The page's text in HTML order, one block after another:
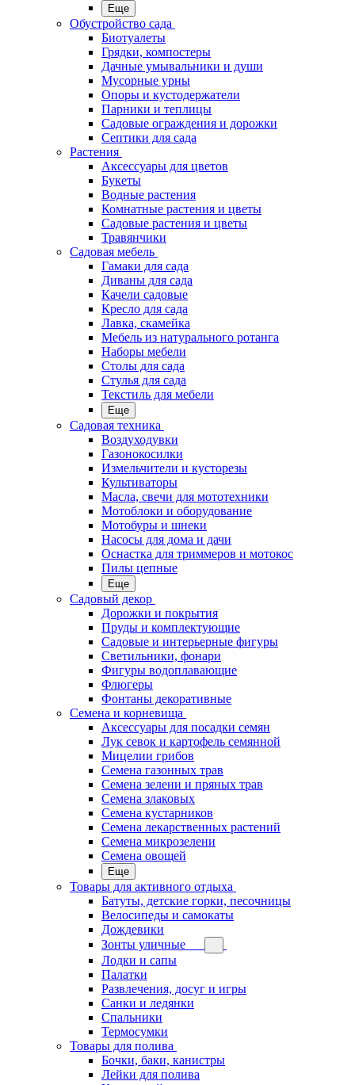
Еще
Обустройство сада
Биотуалеты
Грядки, компостеры
Дачные умывальники и души
Мусорные урны
Опоры и кустодержатели
Парники и теплицы
Садовые ограждения и дорожки
Септики для сада
Растения
Аксессуары для цветов
Букеты
Водные растения
Комнатные растения и цветы
Садовые растения и цветы
Травянчики
Садовая мебель
Гамаки для сада
Диваны для сада
Качели садовые
Кресло для сада
Лавка, скамейка
Мебель из натурального ротанга
Наборы мебели
Столы для сада
Стулья для сада
Текстиль для мебели
Еще
Садовая техника
Воздуходувки
Газонокосилки
Измельчители и кусторезы
Культиваторы
Масла, свечи для мототехники
Мотоблоки и оборудование
Мотобуры и шнеки
Насосы для дома и дачи
Оснастка для триммеров и мотокос
Пилы цепные
Еще
Садовый декор
Дорожки и покрытия
Пруды и комплектующие
Садовые и интерьерные фигуры
Светильники, фонари
Фигуры водоплавающие
Флюгеры
Фонтаны декоративные
Семена и корневища
Аксессуары для посадки семян
Лук севок и картофель семянной
Мицелии грибов
Семена газонных трав
Семена зелени и пряных трав
Семена злаковых
Семена кустарников
Семена лекарственных растений
Семена микрозелени
Семена овощей
Еще
Товары для активного отдыха
Батуты, детские горки, песочницы
Велосипеды и самокаты
Дождевики
Зонты уличные
Лодки и сапы
Палатки
Развлечения, досуг и игры
Санки и ледянки
Спальники
Термосумки
Товары для полива
Бочки, баки, канистры
Лейки для полива